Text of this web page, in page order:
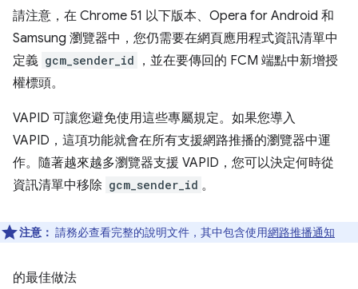
請注意，在 Chrome 51 以下版本、Opera for Android 和
Samsung 瀏覽器中，您仍需要在網頁應用程式資訊清單中
定義 gcm_sender_id
，並在要傳回的 FCM 端點中新增授
權標頭。
VAPID 可讓您避免使用這些專屬規定。如果您導入
VAPID，這項功能就會在所有支援網路推播的瀏覽器中運
作。隨著越來越多瀏覽器支援 VAPID，您可以決定何時從
資訊清單中移除 gcm_sender_id 。
注意： 請務必查看完整的說明文件，其中包含使用網路推播通知
的最佳做法